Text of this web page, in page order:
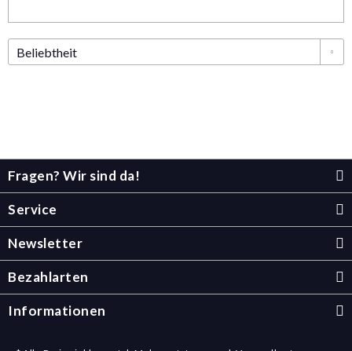
Fragen? Wir sind da!
Service
Newsletter
Bezahlarten
Informationen